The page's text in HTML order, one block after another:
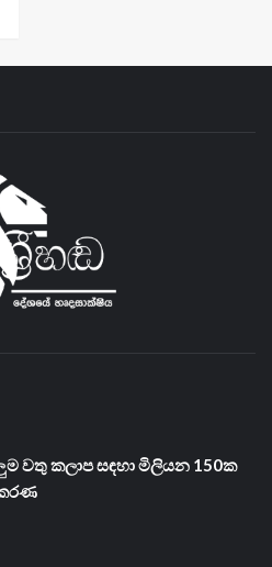
වතු කලාප සඳහා මිලියන 150ක